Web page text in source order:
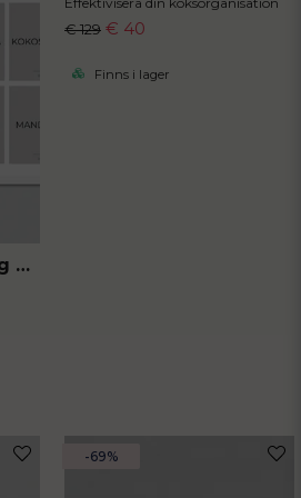
Etiketter för bakning 40st 5x5 cm
€ 129 € 40
Finns i lager
-69%